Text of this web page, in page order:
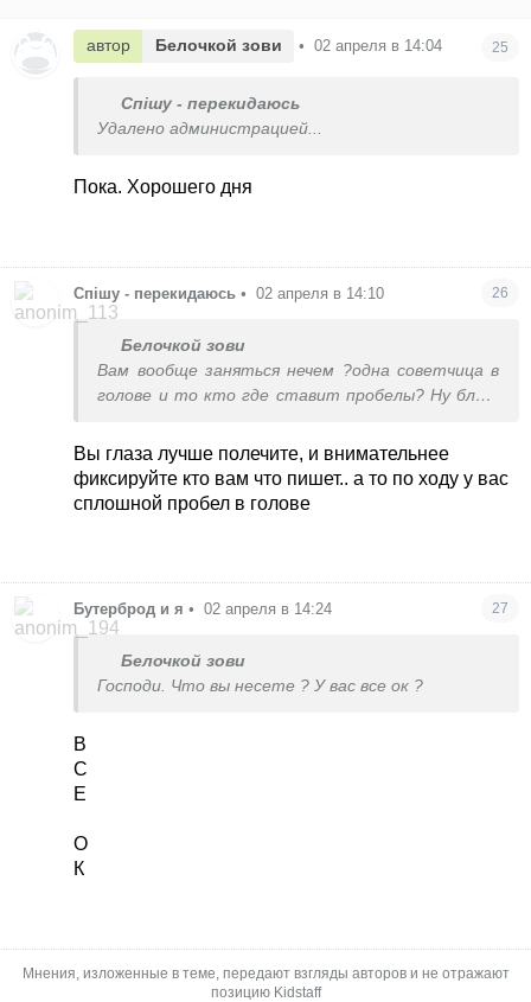
автор Белочкой зови • 02 апреля в 14:04 25
Спішу - перекидаюсь
Удалено администрацией...
Пока. Хорошего дня
Спішу - перекидаюсь • 02 апреля в 14:10 26
Белочкой зови
Вам вообще заняться нечем ?одна советчица в
голове и то кто где ставит пробелы? Ну блин,
реальном мире
Вы глаза лучше полечите, и внимательнее
фиксируйте кто вам что пишет.. а то по ходу у вас
сплошной пробел в голове
Бутерброд и я • 02 апреля в 14:24 27
Белочкой зови
Господи. Что вы несете ? У вас все ок ?
В
С
Е
О
К
Мнения, изложенные в теме, передают взгляды авторов и не отражают
позицию Kidstaff